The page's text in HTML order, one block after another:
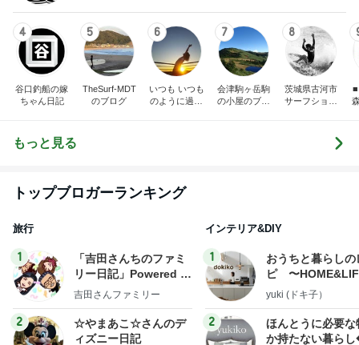
4
谷口釣船の嫁
ちゃん日記
5
TheSurf-MDT
のブログ
6
いつも いつも
のように過ご
7
会津駒ヶ岳駒
の小屋のブロ
8
茨城県古河市
サーフショッ
■ レスト
もっと見る
トップブロガーランキング
旅行
1
「吉田さんちのファミ
リー日記」Powered b
y Ameba 吉田さんファ
ミリーオフィシャルブ
ログ
吉田さんファミリー
2
☆やまあこ☆さんのデ
ィズニー日記
インテリア&DIY
1
おうちと暮らしの
ピ 〜
yuki (ドキ子）
2
ほんとうに必要な
か持たない暮ら